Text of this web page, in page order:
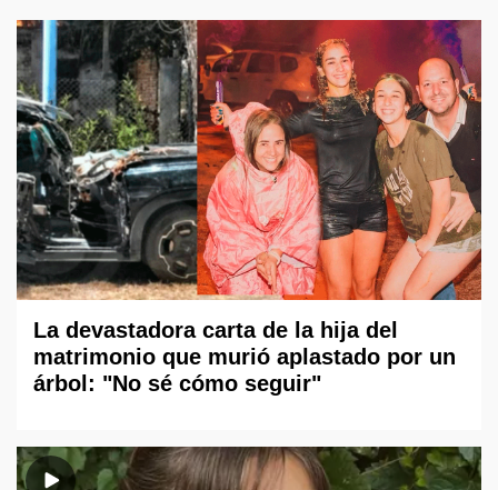
La devastadora carta de la hija del
matrimonio que murió aplastado por un
árbol: "No sé cómo seguir"